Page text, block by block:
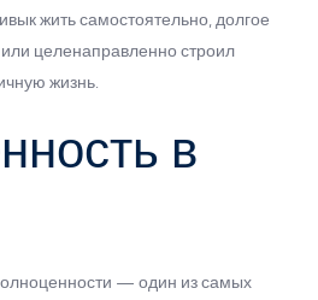
жить самостоятельно, долгое
целенаправленно строил
жизнь.
в
— один из самых